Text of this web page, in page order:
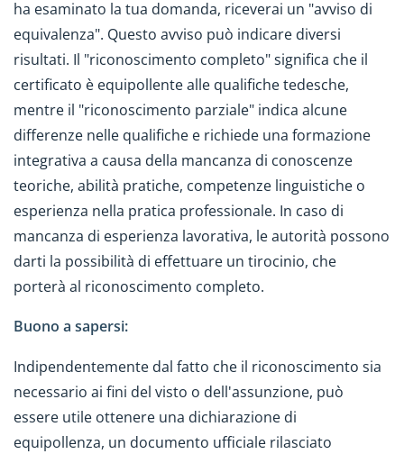
ha esaminato la tua domanda, riceverai un "avviso di
equivalenza". Questo avviso può indicare diversi
risultati. Il "riconoscimento completo" significa che il
certificato è equipollente alle qualifiche tedesche,
mentre il "riconoscimento parziale" indica alcune
differenze nelle qualifiche e richiede una formazione
integrativa a causa della mancanza di conoscenze
teoriche, abilità pratiche, competenze linguistiche o
esperienza nella pratica professionale. In caso di
mancanza di esperienza lavorativa, le autorità possono
darti la possibilità di effettuare un tirocinio, che
porterà al riconoscimento completo.
Buono a sapersi:
Indipendentemente dal fatto che il riconoscimento sia
necessario ai fini del visto o dell'assunzione, può
essere utile ottenere una dichiarazione di
equipollenza, un documento ufficiale rilasciato